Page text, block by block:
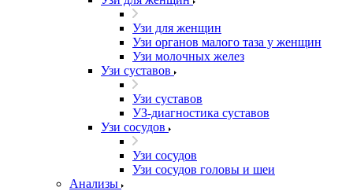
Узи для женщин
Узи органов малого таза у женщин
Узи молочных желез
Узи cуставов
Узи cуставов
УЗ-диагностика суставов
Узи сосудов
Узи сосудов
Узи сосудов головы и шеи
Анализы